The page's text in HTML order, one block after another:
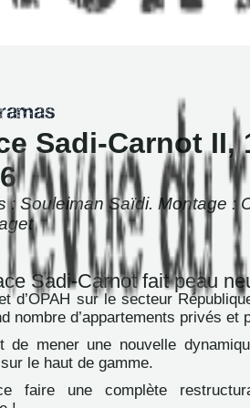
Sadi-Carnot II,
: Souleiman Saïdi. Montage :
Sadi-Carnot fait peau
d’OPAH sur le secteur
nombre d’appartements privés et
de mener une nouvelle
le haut de gamme.
faire une complète